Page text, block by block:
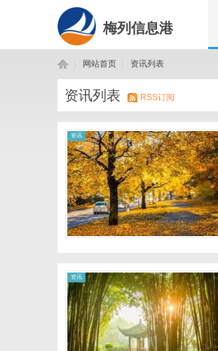
梅列信息港
梅 ›
网站首页
›
资讯列表
资讯列表 RSS订阅
资讯
资讯